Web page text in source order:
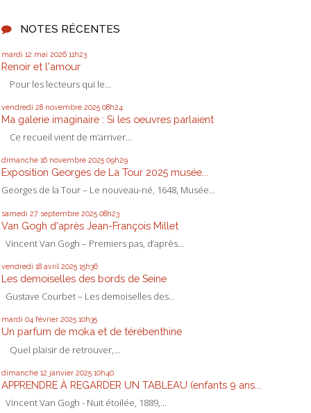
NOTES RÉCENTES
mardi 12 mai 2026 11h23
Renoir et l'amour
Pour les lecteurs qui le...
vendredi 28 novembre 2025 08h24
Ma galerie imaginaire : Si les oeuvres parlaient
Ce recueil vient de m’arriver...
dimanche 16 novembre 2025 09h29
Exposition Georges de La Tour 2025 musée...
Georges de la Tour – Le nouveau-né, 1648, Musée...
samedi 27 septembre 2025 08h23
Van Gogh d'après Jean-François Millet
Vincent Van Gogh – Premiers pas, d’après...
vendredi 18 avril 2025 15h36
Les demoiselles des bords de Seine
Gustave Courbet – Les demoiselles des...
mardi 04 février 2025 10h35
Un parfum de moka et de térébenthine
Quel plaisir de retrouver,...
dimanche 12 janvier 2025 10h40
APPRENDRE À REGARDER UN TABLEAU (enfants 9 ans...
Vincent Van Gogh - Nuit étoilée, 1889,...